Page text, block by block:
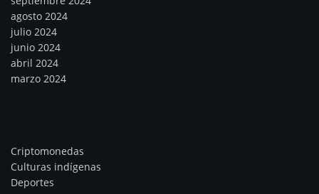
agosto 2024
julio 2024
junio 2024
abril 2024
marzo 2024
Criptomonedas
Culturas indígenas
Deportes